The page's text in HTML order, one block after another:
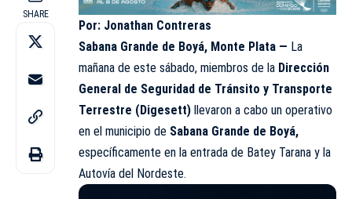
SHARE
Por: Jonathan Contreras
Sabana Grande de Boyá, Monte Plata — La
mañana de este sábado, miembros de la Dirección
General de Seguridad de Tránsito y Transporte
Terrestre (Digesett) llevaron a cabo un operativo
en el municipio de Sabana Grande de Boyá,
específicamente en la entrada de Batey Tarana y la
Autovía del Nordeste.